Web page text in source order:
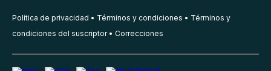
Política de privacidad Términos y condiciones
Términos y
condiciones del suscriptor
Correcciones